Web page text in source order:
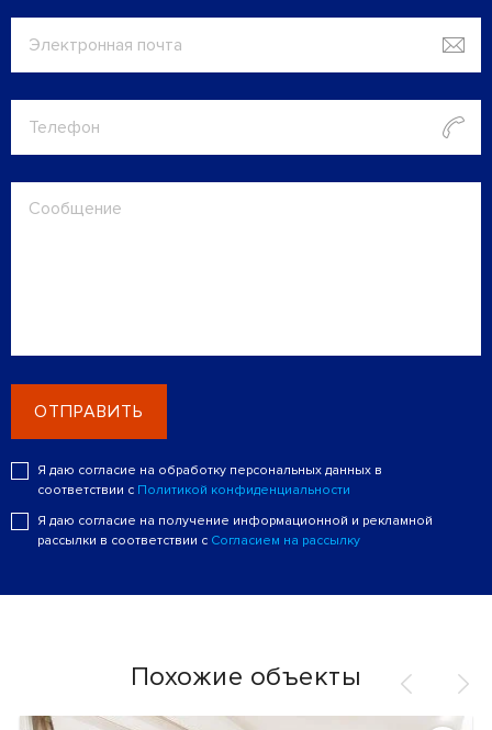
ОТПРАВИТЬ
Я даю согласие на обработку персональных данных в
соответствии с Политикой конфиденциальности
Я даю согласие на получение информационной и рекламной
рассылки в соответствии с Согласием на рассылку
Похожие объекты